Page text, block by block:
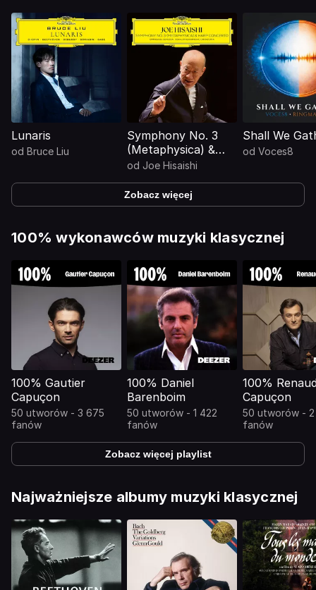
Lunaris
od Bruce Liu
Symphony No. 3
(Metaphysica) &
Harp Concerto
od Joe Hisaishi
Shall We
od Voces8
Zobacz więcej
100% wykonawców muzyki klasycznej
100% Gautier
Capuçon
50 utworów - 3 675
fanów
100% Daniel
Barenboim
50 utworów - 1 422
fanów
100%
Capuçon
50 utworów -
fanów
Zobacz więcej playlist
Najważniejsze albumy muzyki klasycznej